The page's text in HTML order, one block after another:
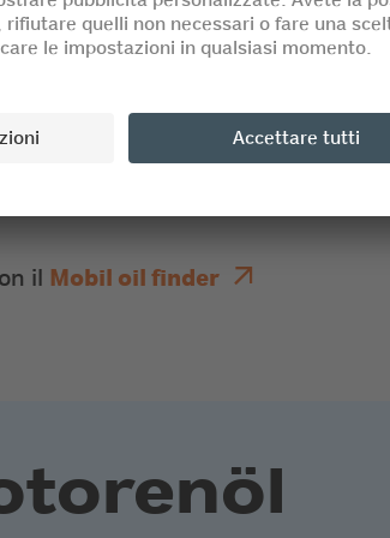
la manutenzione, poiché i
alle istruzioni per l'uso o al
il vostro veicolo. Questi
riportate sulla tanica
rimarrà affidabile e potente, dai
motivo offriamo un'ampia
voi e il vostro veicolo siate
il Mobil oil finder